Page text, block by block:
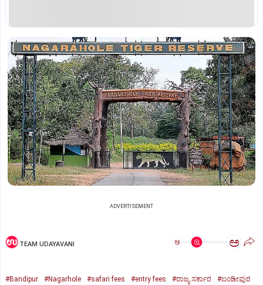
ADVERTISEMENT
TEAM UDAYAVANI ಅ ಅ
#Bandipur #Nagarhole #safari fees #entry fees #ರಾಜ್ಯ ಸರ್ಕಾರ
#ಬಂಡೀಪುರ